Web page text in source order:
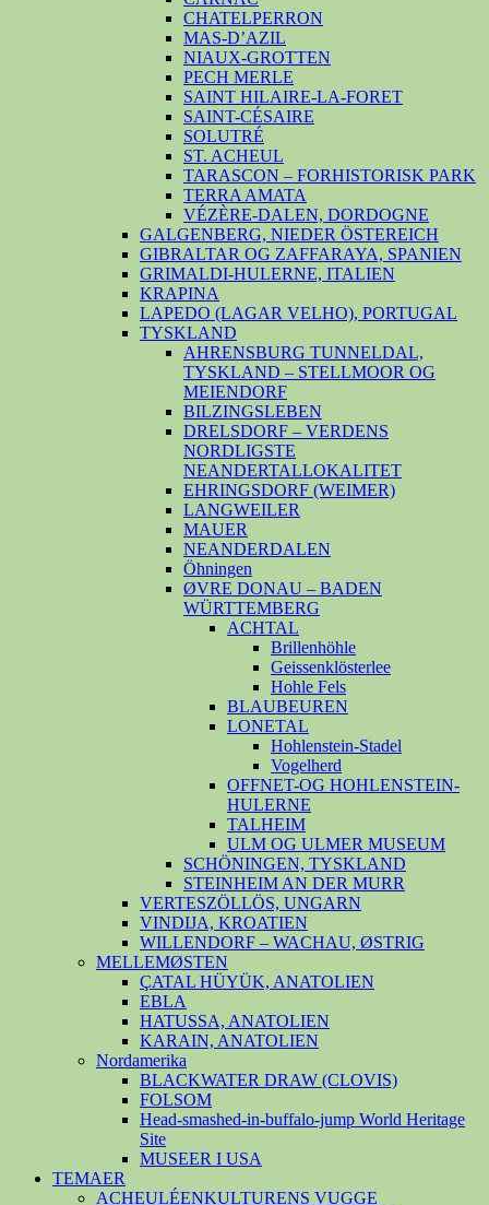
CHATELPERRON
MAS-D’AZIL
NIAUX-GROTTEN
PECH MERLE
SAINT HILAIRE-LA-FORET
SAINT-CÉSAIRE
SOLUTRÉ
ST. ACHEUL
TARASCON – FORHISTORISK PARK
TERRA AMATA
VÉZÈRE-DALEN, DORDOGNE
GALGENBERG, NIEDER ÖSTEREICH
GIBRALTAR OG ZAFFARAYA, SPANIEN
GRIMALDI-HULERNE, ITALIEN
KRAPINA
LAPEDO (LAGAR VELHO), PORTUGAL
TYSKLAND
AHRENSBURG TUNNELDAL,
TYSKLAND – STELLMOOR OG
MEIENDORF
BILZINGSLEBEN
DRELSDORF – VERDENS
NORDLIGSTE
NEANDERTALLOKALITET
EHRINGSDORF (WEIMER)
LANGWEILER
MAUER
NEANDERDALEN
Öhningen
ØVRE DONAU – BADEN
WÜRTTEMBERG
ACHTAL
Brillenhöhle
Geissenklösterlee
Hohle Fels
BLAUBEUREN
LONETAL
Hohlenstein-Stadel
Vogelherd
OFFNET-OG HOHLENSTEIN-
HULERNE
TALHEIM
ULM OG ULMER MUSEUM
SCHÖNINGEN, TYSKLAND
STEINHEIM AN DER MURR
VERTESZÖLLÖS, UNGARN
VINDIJA, KROATIEN
WILLENDORF – WACHAU, ØSTRIG
MELLEMØSTEN
ÇATAL HÜYÜK, ANATOLIEN
EBLA
HATUSSA, ANATOLIEN
KARAIN, ANATOLIEN
Nordamerika
BLACKWATER DRAW (CLOVIS)
FOLSOM
Head-smashed-in-buffalo-jump World Heritage
Site
MUSEER I USA
TEMAER
ACHEULÉENKULTURENS VUGGE